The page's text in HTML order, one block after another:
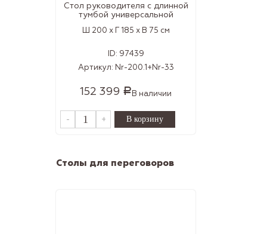
Стол руководителя с длинной
тумбой универсальной
Ш 200 x Г 185 x В 75 см
ID: 97439
Артикул: Nr-200.1+Nr-33
152 399 Р В наличии
- +
Столы для переговоров